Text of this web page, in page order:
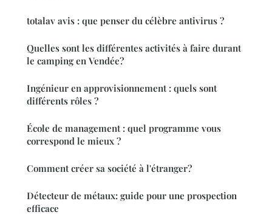
totalav avis : que penser du célèbre antivirus ?
Quelles sont les différentes activités à faire durant
le camping en Vendée?
Ingénieur en approvisionnement : quels sont
différents rôles ?
École de management : quel programme vous
correspond le mieux ?
Comment créer sa société à l'étranger?
Détecteur de métaux: guide pour une prospection
efficace